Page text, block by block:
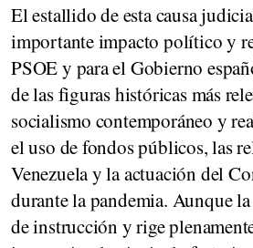
El estallido de esta causa
importanteimpacto político y
PSOE y para el Gobierno
de las figuras históricas más
socialismo contemporáneo y
eluso de fondos públicos, las
Venezuelay laactuación del
durante la pandemia. Aunque la
de instrucción y rige